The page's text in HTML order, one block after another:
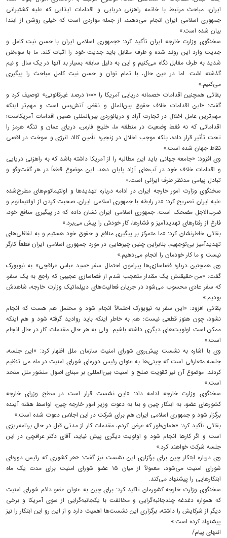
ایران، مباحث مرتبط با خاتمه راهزنی دریایی و اقدامات ایذایی که علیه کشتیرانی
جمهوری اسلامی ایران انجام می‌دهند، از جمله مواردی است که خیلی روشن از ابتدا
بیان شده است.»
سخنگوی وزارت خارجه ایران تأکید کرد: «جمهوری اسلامی ایران با حسن نیت کامل و
جدیت وارد این روند شده و طرف مقابل باید جدیت خود را اثبات کند. ما با سوءظن
شدید به طرف مقابل نگاه می‌کنیم و این به دلیل سابقه بسیار بد آنها در یک سال و نیم
گذشته اشت. اما در عین حال، با تمام توان و حسن نیت کامل مباحث را پیگیری
می‌کنیم.»
بقائی همچنین اقدامات خصمانه دریایی آمریکا را «۱۰۰ درصد غیرقانونی» توصیف کرد و
گفت: «این اقدامات خلاف حقوق بین‌الملل و نقض آتش‌بس است و مهم‌تر اینکه
مهم‌ترین عامل اخلال در تجارت آزاد و دریانوردی بین‌المللی همین اقدامات آمریکاست؛
اقداماتی که نه فقط وضعیت در منطقه ما، خلیج فارس، دریای عمان و تنگه هرمز را
تحت تأثیر قرار داده، بلکه موجب اخلال در زنجیره تأمین کالا، انرژی و سوخت در اقصی
نقاط جهان شده است.»
وی افزود: «جامعه جهانی باید این مطالبه را از آمریکا داشته باشد که به راهزنی دریایی
و اقدامات خلاف خود در آب‌های آزاد پایان دهد. این موضوع قطعاً در هر گفت‌وگو و
تبادل پیامی مدنظر طرف ایرانی است.»
سخنگوی وزارت امور خارجه ایران در ادامه درباره تهدیدها و اولتیماتوم‌های مطرح‌شده
علیه ایران تصریح کرد: «در رابطه با جمهوری اسلامی ایران، صحبت کردن از اولتیماتوم و
ضرب‌الاجل مضحک است. جمهوری اسلامی ایران نشان داده که در پیگیری منافع خود،
فارغ از رفتارهای تهدیدآمیز و فشارها، کار خودش را پیش می‌برد.»
بقائی خاطرنشان کرد: «ما متمرکز بر پیگیری منافع و حقوق خود هستیم و به لفاظی‌های
تهدیدآمیز بی‌توجهیم. بنابراین چنین چیزهایی در مورد جمهوری اسلامی ایران قطعاً کارگر
نیست و ما کار خودمان را انجام می‌دهیم.»
وی همچنین درباره فضاسازی‌ها پیرامون احتمال سفر «سید عباس عراقچی» به نیویورک
گفت: «من حقیقتش یک مقدار متعجب شدم از فضاسازی عجیبی که راجع به یک سفر،
که سفر عادی محسوب می‌شود در جریان فعالیت‌های دیپلماتیک وزارت خارجه، شاهدش
بودیم.»
بقائی افزود: «این سفر به نیویورک احتمالاً انجام شود و محتمل هم هست که انجام
نشود، چون هنوز قطعی نیست؛ هم به خاطر اینکه باید روادید گرفته شود و هم اینکه
ممکن است اولویت‌های دیگری داشته باشیم. ولی به هر حال مقدمات کار در حال انجام
است.»
وی با اشاره به نشست پیش‌روی شورای امنیت سازمان ملل اظهار کرد: «این جلسه،
جلسه متعارفی است که چینی‌ها به عنوان رئیس دوره‌ای شورای امنیت در ماه می تنظیم
کردند. موضوع آن نیز تقویت صلح و امنیت بین‌المللی بر مبنای اصول منشور ملل متحد
است.»
سخنگوی وزارت خارجه ادامه داد: «این نشست قرار است در سطح وزرای خارجه
کشورهای عضو، به ابتکار چین و بنا به دعوت وزیر امور خارجه چین، اواسط هفته آینده
برگزار شود و جمهوری اسلامی ایران هم برای شرکت در این اجلاس دعوت شده است.»
بقائی تأکید کرد: «همان‌طور که عرض کردم، مقدمات کار از مدتی قبل در حال برنامه‌ریزی
است و اگر کارها انجام شود و اولویت دیگری پیش نیاید، آقای دکتر عراقچی در این
جلسه شرکت خواهند کرد.»
وی درباره ابتکار چین برای برگزاری این نشست نیز گفت: «هر کشوری که رئیس دوره‌ای
شورای امنیت می‌شود، معمولاً از میان ۱۵ عضو شورای امنیت برای مدت یک ماه
ابتکارهایی را پیشنهاد می‌کند.
سخنگوی وزارت خارجه کشورمان تاکید کرد: برای چین به عنوان عضو دائم شورای امنیت
که همواره دغدغه چندجانبه‌گرایی و مخالفت با یکجانبه‌گرایی از سوی آمریکا و برخی
دیگر از شرکایش را داشته، برگزاری این نشست‌ها اهمیت دارد و از این رو این ابتکار را نیز
پیشنهاد کرده است.»
انتهای پیام/